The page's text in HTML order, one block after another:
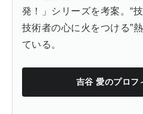
発！」シリーズを考案。“
技術者の心に火をつける”
ている。
吉谷 愛のプロフ